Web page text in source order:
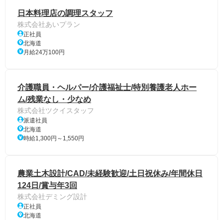
日本料理店の調理スタッフ
株式会社あいプラン
正社員
北海道
月給24万100円
介護職員・ヘルパー/介護福祉士/特別養護老人ホー
ム/残業なし・少なめ
株式会社ツクイスタッフ
派遣社員
北海道
時給1,300円～1,550円
農業土木設計/CAD/未経験歓迎/土日祝休み/年間休日
124日/賞与年3回
株式会社デミング設計
正社員
北海道